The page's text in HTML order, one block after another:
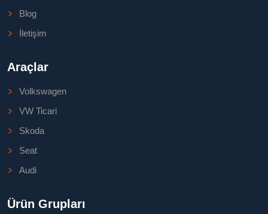
Blog
İletişim
Araçlar
Volkswagen
VW Ticari
Skoda
Seat
Audi
Ürün Grupları